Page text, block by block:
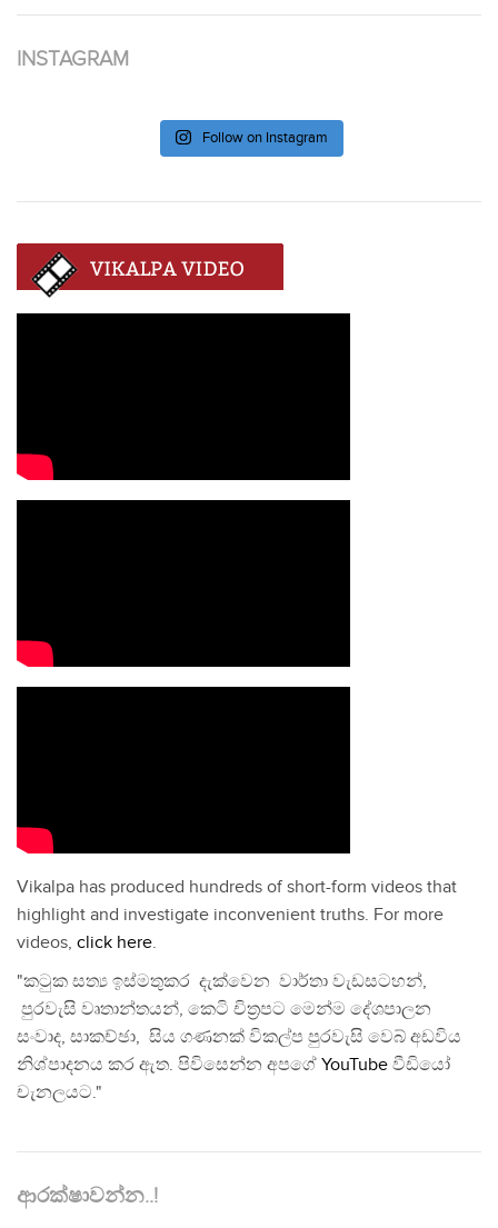
INSTAGRAM
Follow on Instagram
Vikalpa has produced hundreds of short-form videos that
highlight and investigate inconvenient truths. For more
videos, click here.
"කටුක සත්‍ය ඉස්මතුකර දැක්වෙන වාර්තා වැඩසටහන්,
පුරවැසි වෘතාන්තයන්, කෙටි චිත්‍රපට මෙන්ම දේශපාලන
සංවාද, සාකච්ඡා, සිය ගණනක් විකල්ප පුරවැසි වෙබ් අඩවිය
නිශ්පාදනය කර ඇත. පිවිසෙන්න අපගේ YouTube වීඩියෝ
චැනලයට."
ආරක්ෂාවන්න..!